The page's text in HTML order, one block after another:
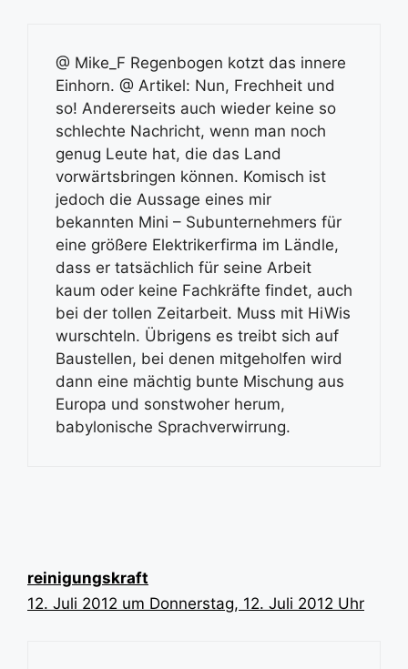
@ Mike_F Regenbogen kotzt das innere
Einhorn. @ Artikel: Nun, Frechheit und
so! Andererseits auch wieder keine so
schlechte Nachricht, wenn man noch
genug Leute hat, die das Land
vorwärtsbringen können. Komisch ist
jedoch die Aussage eines mir
bekannten Mini – Subunternehmers für
eine größere Elektrikerfirma im Ländle,
dass er tatsächlich für seine Arbeit
kaum oder keine Fachkräfte findet, auch
bei der tollen Zeitarbeit. Muss mit HiWis
wurschteln. Übrigens es treibt sich auf
Baustellen, bei denen mitgeholfen wird
dann eine mächtig bunte Mischung aus
Europa und sonstwoher herum,
babylonische Sprachverwirrung.
reinigungskraft
12. Juli 2012 um Donnerstag, 12. Juli 2012 Uhr